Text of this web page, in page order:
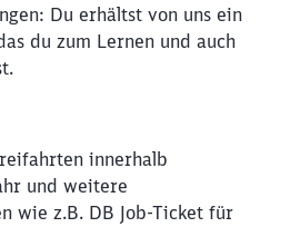
Du erhältst von uns ein
du zum Lernen und auch
innerhalb
und weitere
wie z.B. DB Job-Ticket für
zuweitergeleitet